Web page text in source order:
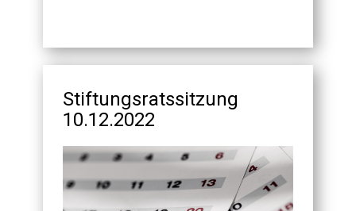
Stiftungsratssitzung
10.12.2022